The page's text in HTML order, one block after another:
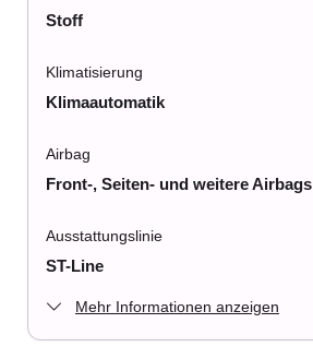
Stoff
Klimatisierung
Klimaautomatik
Airbag
Front-, Seiten- und weitere Airbags
Ausstattungslinie
ST-Line
Mehr Informationen anzeigen